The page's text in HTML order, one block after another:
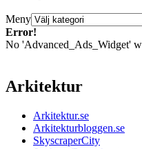
Meny
Error!
No 'Advanced_Ads_Widget'
Arkitektur
Arkitektur.se
Arkitekturbloggen.se
SkyscraperCity